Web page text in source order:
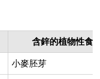
含鋅的植物性食
小麥胚芽